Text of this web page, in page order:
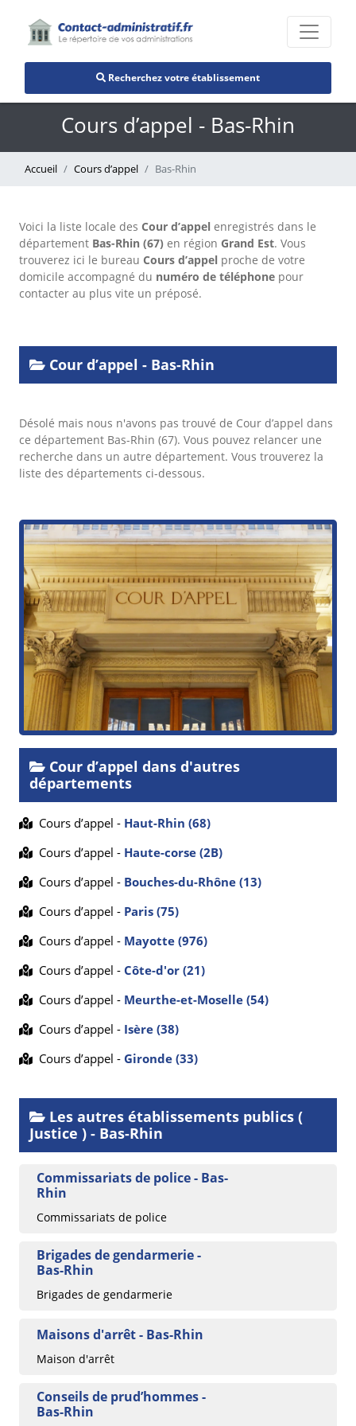
Recherchez votre établissement
Cours d’appel - Bas-Rhin
Accueil Cours d’appel Bas-Rhin
Voici la liste locale des Cour d’appel enregistrés dans le
département Bas-Rhin (67) en région Grand Est. Vous
trouverez ici le bureau Cours d’appel proche de votre
domicile accompagné du numéro de téléphone pour
contacter au plus vite un préposé.
Cour d’appel - Bas-Rhin
Désolé mais nous n'avons pas trouvé de Cour d’appel dans
ce département Bas-Rhin (67). Vous pouvez relancer une
recherche dans un autre département. Vous trouverez la
liste des départements ci-dessous.
Cour d’appel dans d'autres
départements
Cours d’appel - Haut-Rhin (68)
Cours d’appel - Haute-corse (2B)
Cours d’appel - Bouches-du-Rhône (13)
Cours d’appel - Paris (75)
Cours d’appel - Mayotte (976)
Cours d’appel - Côte-d'or (21)
Cours d’appel - Meurthe-et-Moselle (54)
Cours d’appel - Isère (38)
Cours d’appel - Gironde (33)
Les autres établissements publics (
Justice ) - Bas-Rhin
Commissariats de police - Bas-
Rhin
Commissariats de police
Brigades de gendarmerie -
Bas-Rhin
Brigades de gendarmerie
Maisons d'arrêt - Bas-Rhin
Maison d'arrêt
Conseils de prud’hommes -
Bas-Rhin